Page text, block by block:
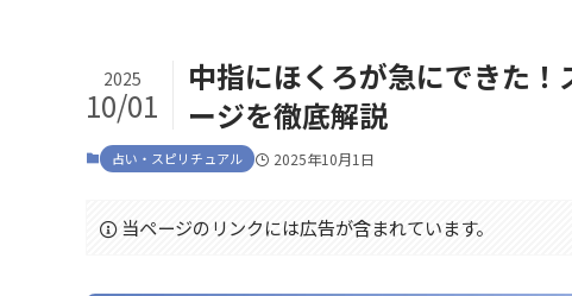
中指にほくろが急にできた
ージを徹底解説
2025
10/01
占い・スピリチュアル 2025年10月1日
当ページのリンクには広告が含まれています。